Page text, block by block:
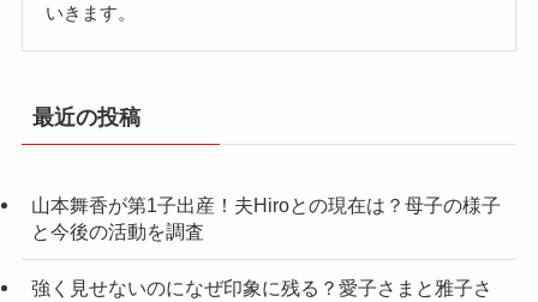
いきます。
最近の投稿
山本舞香が第1子出産！夫Hiroとの現在は？母子の様子
と今後の活動を調査
強く見せないのになぜ印象に残る？愛子さまと雅子さ